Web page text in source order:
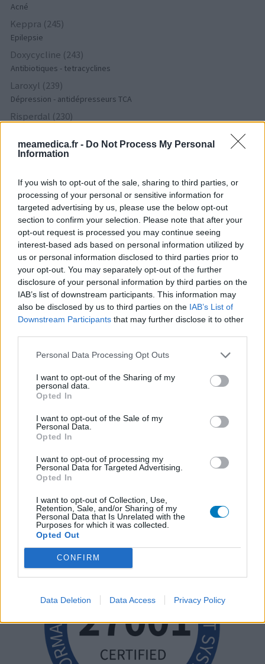
meamedica.fr - Do Not Process My Personal
Information
If you wish to opt-out of the sale, sharing to third parties, or
processing of your personal or sensitive information for
targeted advertising by us, please use the below opt-out
section to confirm your selection. Please note that after your
opt-out request is processed you may continue seeing
interest-based ads based on personal information utilized by
us or personal information disclosed to third parties prior to
your opt-out. You may separately opt-out of the further
disclosure of your personal information by third parties on the
IAB’s list of downstream participants. This information may
also be disclosed by us to third parties on the IAB’s List of
Downstream Participants that may further disclose it to other
Personal Data Processing Opt Outs
I want to opt-out of the Sharing of my
personal data.
Opted In
I want to opt-out of the Sale of my
Personal Data.
Opted In
I want to opt-out of processing my
Personal Data for Targeted Advertising.
Opted In
I want to opt-out of Collection, Use,
Retention, Sale, and/or Sharing of my
Personal Data that Is Unrelated with the
Purposes for which it was collected.
Opted Out
CONFIRM
Data Deletion Data Access Privacy Policy
Acné
Keppra (245)
Epilepsie
Doxycycline (243)
Antibiotiques - tetracyclines
Laroxyl (239)
Dépression - antidépresseurs TCA
Risperdal (230)
eux-mêmes ; ces avis sont d’abord lus, et éventuellement
adaptés afin de répondre à nos standards en ce qui concerne
l’évaluation d’un médicament, avant d’être approuvés. Pour
partager des évaluations, il n’est pas nécessaire de posséder
des connaissances médicales. De cette façon, les évaluations
reflètent seulement une image fidèle des expériences propres
aux utilisateurs et pas celle du propriétaire de ce site web.
N’oubliez-pas que les expériences peuvent varier selon les
individus et que pour tout avis médical, il faut toujours prendre
contact avec votre médecin ou votre pharmacien.